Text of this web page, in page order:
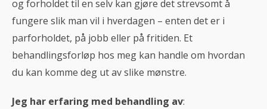
og forholdet til en selv kan gjøre det strevsomt å
fungere slik man vil i hverdagen – enten det er i
parforholdet, på jobb eller på fritiden. Et
behandlingsforløp hos meg kan handle om hvordan
du kan komme deg ut av slike mønstre.
Jeg har erfaring med behandling av: